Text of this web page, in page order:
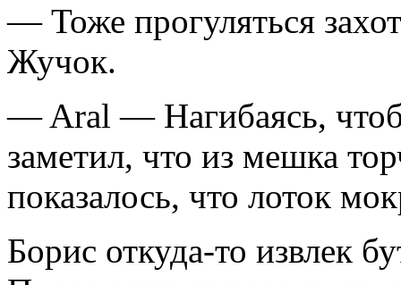
— Тоже прогуляться
Жучок.
— Aral — Нагибаясь,
заметил, что из мешка
показалось, что лоток
Борис откуда-то извлек